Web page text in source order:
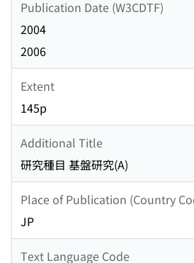
Publication Date (W3CDTF)
2004
2006
Extent
145p
Additional Title
研究種目 基盤研究(A)
Place of Publication (Country
JP
Text Language Code